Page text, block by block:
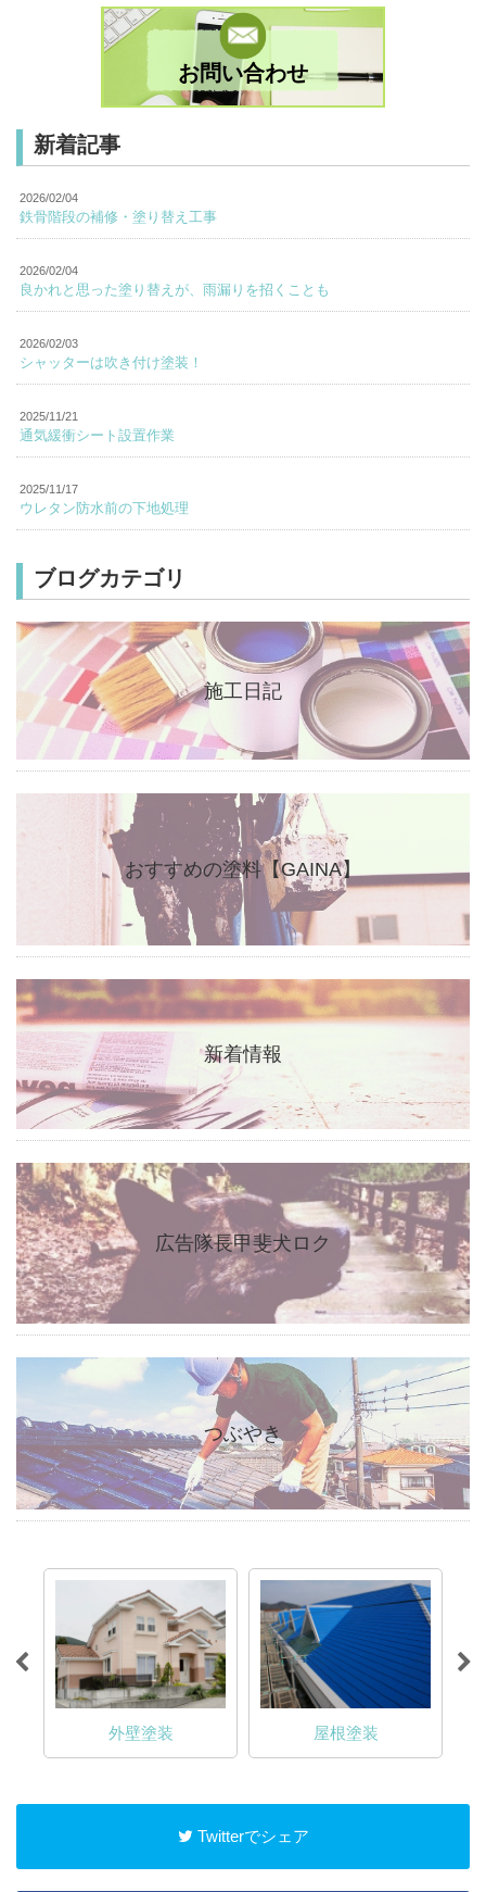
お問い合わせ
新着記事
2026/02/04
鉄骨階段の補修・塗り替え工事
2026/02/04
良かれと思った塗り替えが、雨漏りを招くことも
2026/02/03
シャッターは吹き付け塗装！
2025/11/21
通気緩衝シート設置作業
2025/11/17
ウレタン防水前の下地処理
ブログカテゴリ
施工日記
おすすめの塗料【GAINA】
新着情報
広告隊長甲斐犬ロク
つぶやき
外壁塗装 屋根塗装
Twitterでシェア